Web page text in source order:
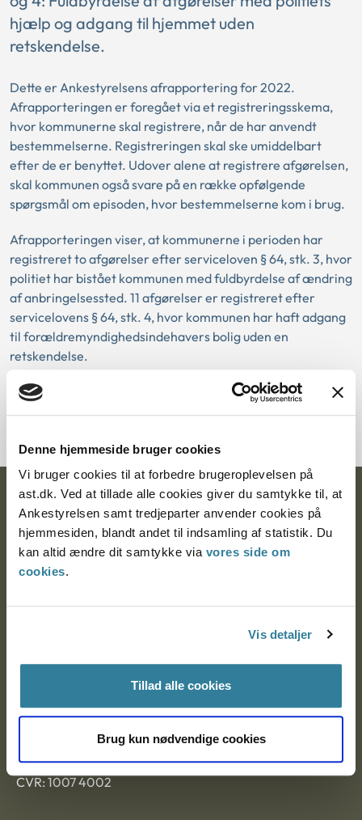
Denne hjemmeside bruger cookies
Vi bruger cookies til at forbedre brugeroplevelsen på
ast.dk. Ved at tillade alle cookies giver du samtykke til, at
Ankestyrelsen samt tredjeparter anvender cookies på
hjemmesiden, blandt andet til indsamling af statistik. Du
kan altid ændre dit samtykke via vores side om
cookies.
Vis detaljer
Tillad alle cookies
Brug kun nødvendige cookies
hjælp og adgang til hjemmet uden
retskendelse.
Dette er Ankestyrelsens afrapportering for 2022.
Afrapporteringen er foregået via et registreringsskema,
hvor kommunerne skal registrere, når de har anvendt
bestemmelserne. Registreringen skal ske umiddelbart
efter de er benyttet. Udover alene at registrere afgørelsen,
skal kommunen også svare på en række opfølgende
spørgsmål om episoden, hvor bestemmelserne kom i brug.
Afrapporteringen viser, at kommunerne i perioden har
registreret to afgørelser efter serviceloven § 64, stk. 3, hvor
politiet har bistået kommunen med fuldbyrdelse af ændring
af anbringelsessted. 11 afgørelser er registreret efter
servicelovens § 64, stk. 4, hvor kommunen har haft adgang
til forældremyndighedsindehavers bolig uden en
retskendelse.
Ankestyrelsen
Postadresse:
Nytorv 7, 2. sal
EAN: 57 98 000 35 48 21
CVR: 1007 4002